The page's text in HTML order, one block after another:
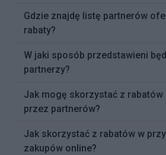
Gdzie znajdę listę partnerów
rabaty?
W jaki sposób przedstawieni
partnerzy?
Jak mogę skorzystać z
przez partnerów?
Jak skorzystać z rabatów w
zakupów online?